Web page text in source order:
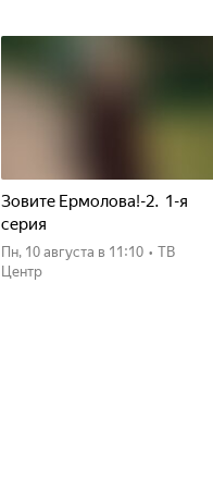
Зовите Ермолова!-2. 1-я
серия
пн, 10 августа в 11:10 • ТВ
Центр